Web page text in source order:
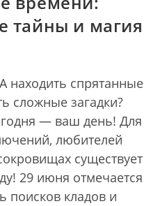
тайны и магия
находить спрятанные
сложные загадки?
— ваш день! Для
любителей
существует
29 июня отмечается
кладов и